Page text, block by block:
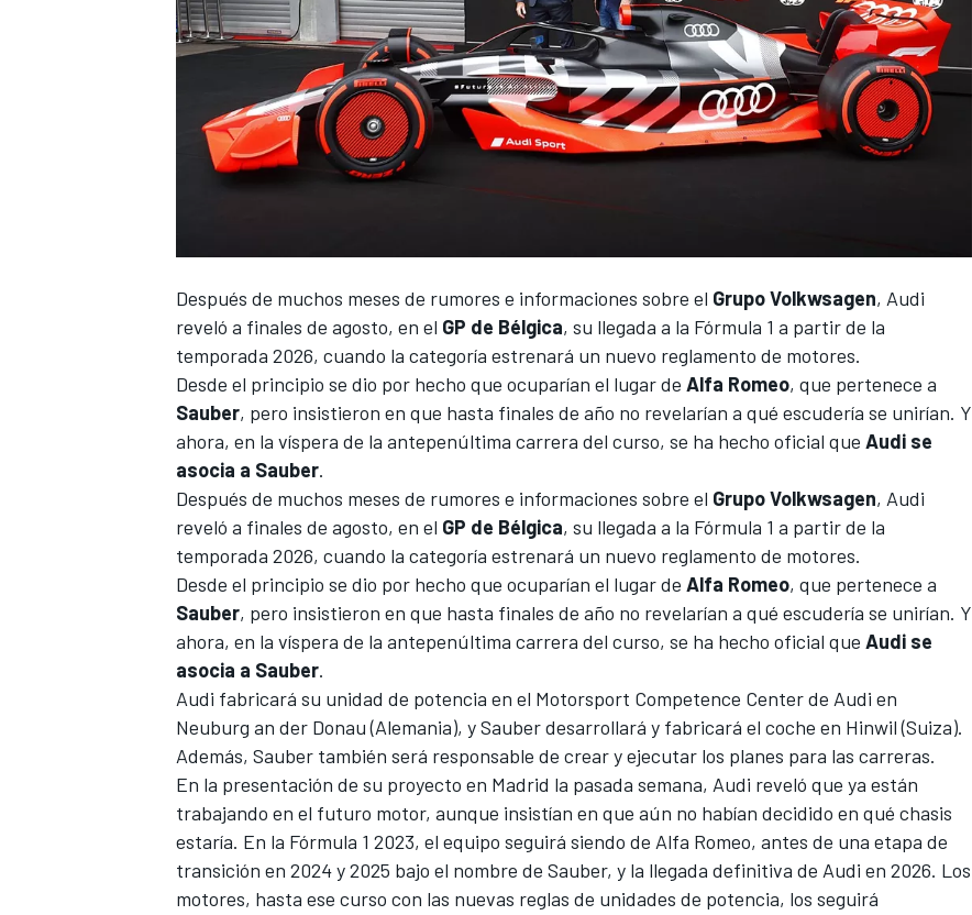
FÓRMULA E
WRC
Después de muchos meses de rumores e informaciones sobre el Grupo Volkwsagen, Audi
reveló a finales de agosto, en el GP de Bélgica, su llegada a la Fórmula 1 a partir de la
temporada 2026, cuando la categoría estrenará un nuevo reglamento de motores.
Desde el principio se dio por hecho que ocuparían el lugar de Alfa Romeo, que pertenece a
Sauber, pero insistieron en que hasta finales de año no revelarían a qué escudería se unirían. Y
ahora, en la víspera de la antepenúltima carrera del curso, se ha hecho oficial que Audi se
asocia a Sauber.
Después de muchos meses de rumores e informaciones sobre el Grupo Volkwsagen, Audi
reveló a finales de agosto, en el GP de Bélgica, su llegada a la Fórmula 1 a partir de la
temporada 2026, cuando la categoría estrenará un nuevo reglamento de motores.
Desde el principio se dio por hecho que ocuparían el lugar de Alfa Romeo, que pertenece a
Sauber, pero insistieron en que hasta finales de año no revelarían a qué escudería se unirían. Y
ahora, en la víspera de la antepenúltima carrera del curso, se ha hecho oficial que Audi se
asocia a Sauber.
Audi fabricará su unidad de potencia en el Motorsport Competence Center de Audi en
Neuburg an der Donau (Alemania), y Sauber desarrollará y fabricará el coche en Hinwil (Suiza).
Además, Sauber también será responsable de crear y ejecutar los planes para las carreras.
En la presentación de su proyecto en Madrid la pasada semana, Audi reveló que ya están
trabajando en el futuro motor, aunque insistían en que aún no habían decidido en qué chasis
estaría. En la Fórmula 1 2023, el equipo seguirá siendo de Alfa Romeo, antes de una etapa de
transición en 2024 y 2025 bajo el nombre de Sauber, y la llegada definitiva de Audi en 2026. Los
motores, hasta ese curso con las nuevas reglas de unidades de potencia, los seguirá